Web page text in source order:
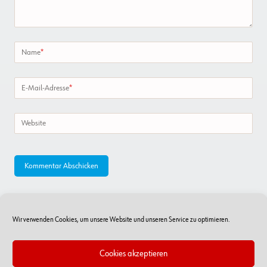
Wir verwenden Cookies, um unsere Website und unseren Service zu optimieren.
Cookies akzeptieren
Name*
E-Mail-Adresse*
Website